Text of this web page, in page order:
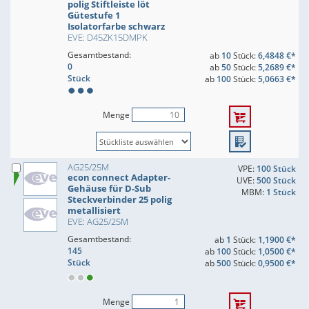
polig Stiftleiste löt
Gütestufe 1
Isolatorfarbe schwarz
EVE: D45ZK15DMPK
Gesamtbestand:
0
Stück
ab 10Stück:6,4848 €*
ab50Stück:5,2689 €*
ab 100Stück:5,0663 €*
Menge
AG25/25M
econ connect Adapter-
Gehäuse für D-Sub
Steckverbinder 25 polig
metallisiert
EVE: AG25/25M
VPE: 100 Stück
UVE:500 Stück
MBM: 1 Stück
Gesamtbestand:
145
Stück
ab 1 Stück: 1,1900 €*
ab 100Stück: 1,0500 €*
ab500Stück:0,9500 €*
Menge